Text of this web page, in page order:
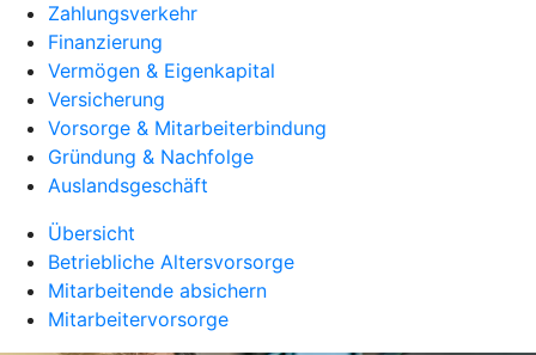
Zahlungsverkehr
Finanzierung
Vermögen & Eigenkapital
Versicherung
Vorsorge & Mitarbeiterbindung
Gründung & Nachfolge
Auslandsgeschäft
Übersicht
Betriebliche Altersvorsorge
Mitarbeitende absichern
Mitarbeitervorsorge